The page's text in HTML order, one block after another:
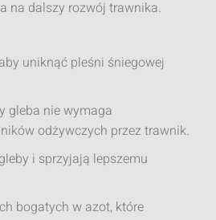
na dalszy rozwój trawnika.
uniknąć pleśni śniegowej
gleba nie wymaga
odżywczych przez trawnik.
i sprzyjają lepszemu
bogatych w azot, które